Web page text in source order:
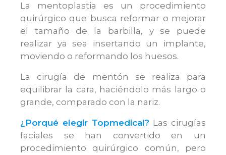
La mentoplastia es un procedimiento
quirúrgico que busca reformar o mejorar
el tamaño de la barbilla, y se puede
realizar ya sea insertando un implante,
moviendo o reformando los huesos.
La cirugía de mentón se realiza para
equilibrar la cara, haciéndolo más largo o
grande, comparado con la nariz.
¿Porqué elegir Topmedical? Las cirugías
faciales se han convertido en un
procedimiento quirúrgico común, pero